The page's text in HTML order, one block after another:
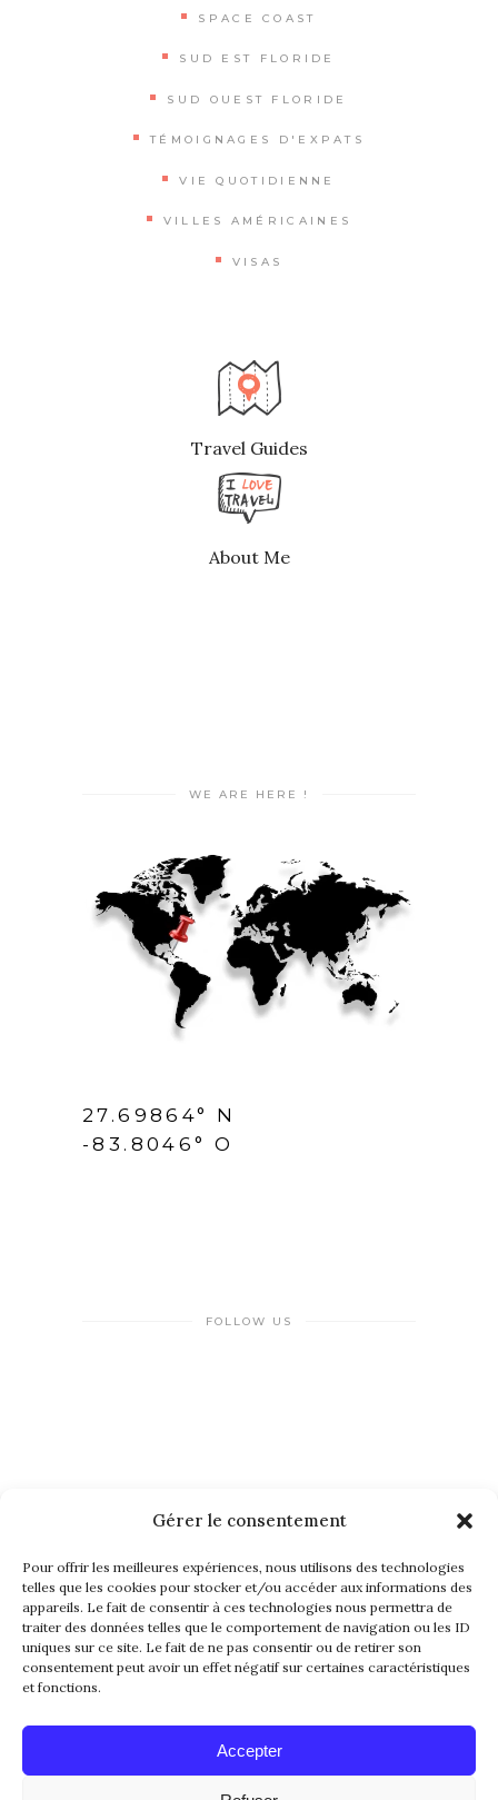
Gérer le consentement
Pour offrir les meilleures expériences, nous utilisons des technologies
telles que les cookies pour stocker et/ou accéder aux informations des
appareils. Le fait de consentir à ces technologies nous permettra de
traiter des données telles que le comportement de navigation ou les ID
uniques sur ce site. Le fait de ne pas consentir ou de retirer son
consentement peut avoir un effet négatif sur certaines caractéristiques
et fonctions.
Accepter
SPACE COAST
SUD EST FLORIDE
SUD OUEST FLORIDE
TÉMOIGNAGES D'EXPATS
VIE QUOTIDIENNE
VILLES AMÉRICAINES
VISAS
Travel Guides
About Me
WE ARE HERE !
27.69864° N
-83.8046° O
FOLLOW US